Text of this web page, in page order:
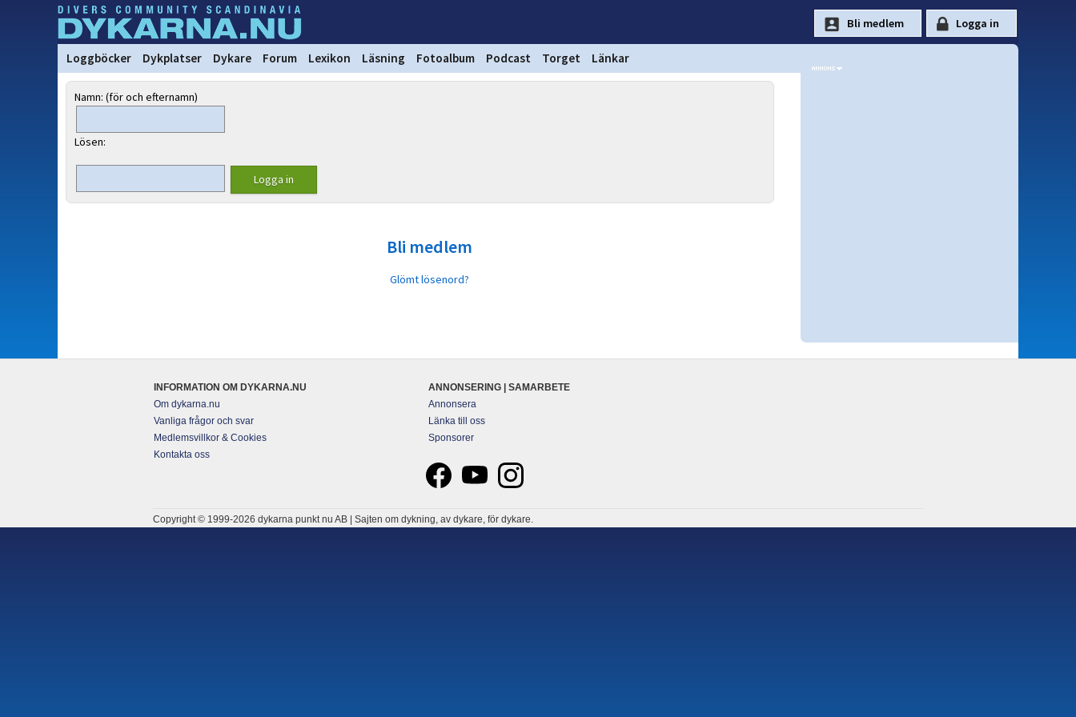
Loggböcker Dykplatser Dykare Forum Lexikon Läsning Fotoalbum Podcast Torget Länkar
Namn: (för och efternamn)
Lösen:
Bli medlem
Glömt lösenord?
INFORMATION OM DYKARNA.NU
Om dykarna.nu
Vanliga frågor och svar
Medlemsvillkor & Cookies
Kontakta oss
ANNONSERING | SAMARBETE
Annonsera
Länka till oss
Sponsorer
Copyright © 1999-2026 dykarna punkt nu AB | Sajten om dykning, av dykare, för dykare.